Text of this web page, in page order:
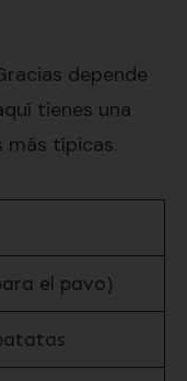
depende
tienes una
más típicas.
el pavo)